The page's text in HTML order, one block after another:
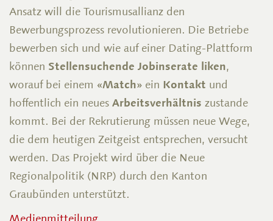
Ansatz will die Tourismusallianz den
Bewerbungsprozess revolutionieren. Die Betriebe
bewerben sich und wie auf einer Dating-Plattform
können Stellensuchende Jobinserate liken,
worauf bei einem «Match» ein Kontakt und
hoffentlich ein neues Arbeitsverhältnis zustande
kommt. Bei der Rekrutierung müssen neue Wege,
die dem heutigen Zeitgeist entsprechen, versucht
werden. Das Projekt wird über die Neue
Regionalpolitik (NRP) durch den Kanton
Graubünden unterstützt.